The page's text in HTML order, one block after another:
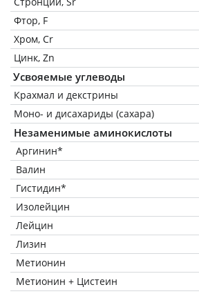
Фтор, F
Хром, Cr
Цинк, Zn
Усвояемые углеводы
Крахмал и декстрины
Моно- и дисахариды (сахара)
Незаменимые аминокислоты
Аргинин*
Валин
Гистидин*
Изолейцин
Лейцин
Лизин
Метионин
Метионин + Цистеин